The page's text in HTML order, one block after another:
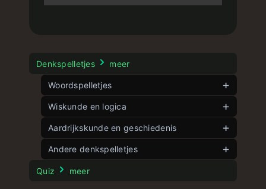
Denkspelletjes meer
Woordspelletjes
Dutch wordle
Dubbele woorden onbeperkt
Woordle onbeperkt
Snelle woorden
Wiskunde en logica
Spelhoek onbeperkt
Vijf hoeken onbeperkt
8 Schuifpuzzel
Aardrijkskunde en geschiedenis
Spel vlaggen onbeperkt
Spel landen
Andere denkspelletjes
Stroop Test
Quiz meer